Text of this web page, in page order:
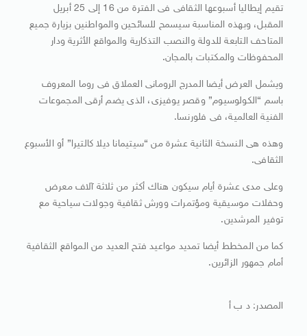
تقيم إيطاليا أسبوعها الثقافى فى الفترة من 16 إلى 25 أبريل
المقبل، وبهذه المناسبة سيسمح للسائحين والمواطنين بزيارة جميع
المتاحف التابعة للدولة والنصب التذكارية والمواقع الأثرية ودار
المحفوظات والمكتبات بالمجان.
ويشمل العرض أيضا المدرج الرومانى العملاق فى روما المعروف
باسم “الكولوسيوم” وقصر يوفيزى، الذى يضم أرقى المجموعات
الفنية العالمية، فى فلورنسا.
وهذه هى النسخة الثانية عشرة من “سيتيمانا ديلا كالتيرا” أو الأسبوع
الثقافى.
وعلى مدى عشرة أيام سيكون هناك أكثر من ثلاثة آلاف معرض
وحفلات موسيقية ومؤتمرات وورش ثقافية وجولات سياحية مع
توفير المرشدين.
كما من المخطط أيضا تمديد مواعيد فتح العديد من المواقع الثقافية
أمام جمهور الزائرين.
المصدر: د ب أ